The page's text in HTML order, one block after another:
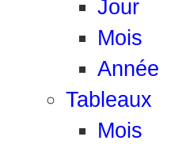
Jour
Mois
Année
Tableaux
Mois